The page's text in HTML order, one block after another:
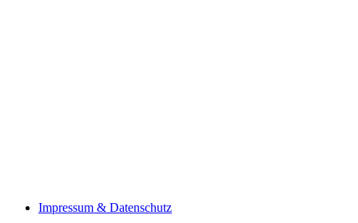
Impressum & Datenschutz